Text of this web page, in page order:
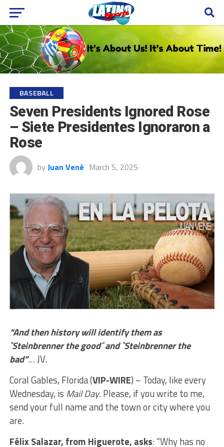
BASEBALL
Seven Presidents Ignored Rose
– Siete Presidentes Ignoraron a
Rose
by Juan Vené March 5, 2025
“And then history will identify them as
`Steinbrenner the good´ and `Steinbrenner the
bad”… JV.
Coral Gables, Florida (VIP-WIRE) – Today, like every
Wednesday, is Mail Day. Please, if you write to me,
send your full name and the town or city where you
are.
Félix Salazar, from Higuerote, asks: “Why has no